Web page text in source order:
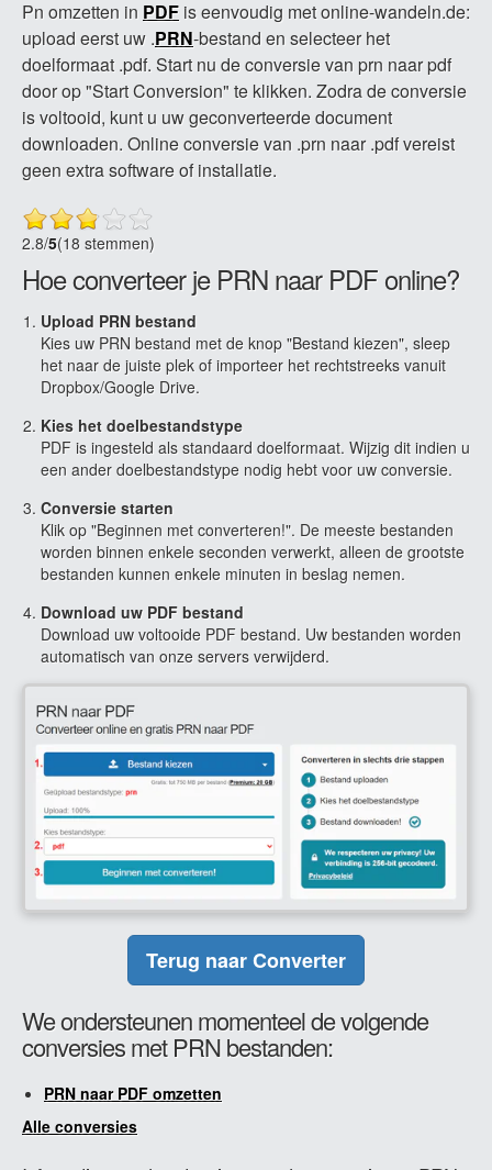
Pn omzetten in PDF is eenvoudig met online-wandeln.de:
upload eerst uw .PRN-bestand en selecteer het
doelformaat .pdf. Start nu de conversie van prn naar pdf
door op "Start Conversion" te klikken. Zodra de conversie
is voltooid, kunt u uw geconverteerde document
downloaden. Online conversie van .prn naar .pdf vereist
geen extra software of installatie.
2.8/5(18 stemmen)
Hoe converteer je PRN naar PDF online?
Upload PRN bestand
Kies uw PRN bestand met de knop "Bestand kiezen", sleep
het naar de juiste plek of importeer het rechtstreeks vanuit
Dropbox/Google Drive.
Kies het doelbestandstype
PDF is ingesteld als standaard doelformaat. Wijzig dit indien u
een ander doelbestandstype nodig hebt voor uw conversie.
Conversie starten
Klik op "Beginnen met converteren!". De meeste bestanden
worden binnen enkele seconden verwerkt, alleen de grootste
bestanden kunnen enkele minuten in beslag nemen.
Download uw PDF bestand
Download uw voltooide PDF bestand. Uw bestanden worden
automatisch van onze servers verwijderd.
Terug naar Converter
We ondersteunen momenteel de volgende
conversies met PRN bestanden:
PRN naar PDF omzetten
Alle conversies